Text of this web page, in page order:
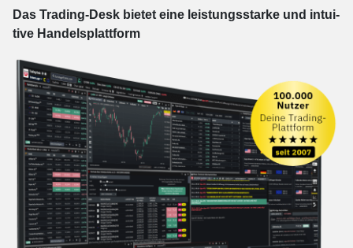
Das Trading-Desk bie­tet eine leis­tungs­star­ke und in­tui­
tive Han­dels­platt­form